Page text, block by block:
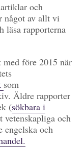
och
något av allt vi
läsa rapporterna
före 2015 när
som
Äldre rapporter
(sökbara i
vetenskapliga och
engelska och